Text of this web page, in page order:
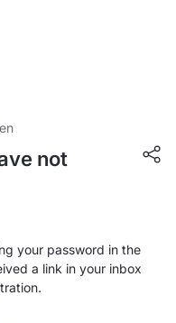
not
your password in the
a link in your inbox